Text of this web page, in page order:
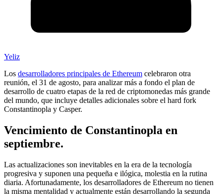
Yeliz
Los desarrolladores principales de Ethereum celebraron otra
reunión, el 31 de agosto, para analizar más a fondo el plan de
desarrollo de cuatro etapas de la red de criptomonedas más grande
del mundo, que incluye detalles adicionales sobre el hard fork
Constantinopla y Casper.
Vencimiento de Constantinopla en
septiembre.
Las actualizaciones son inevitables en la era de la tecnología
progresiva y suponen una pequeña e ilógica, molestia en la rutina
diaria. Afortunadamente, los desarrolladores de Ethereum no tienen
la misma mentalidad y actualmente están desarrollando la segunda